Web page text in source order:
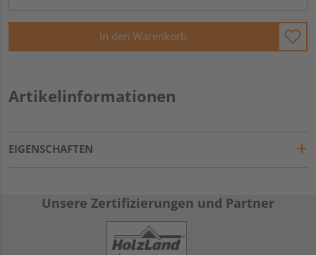
In den Warenkorb
Artikelinformationen
EIGENSCHAFTEN
Unsere Zertifizierungen und Partner